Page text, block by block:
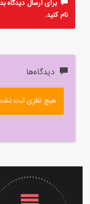
برای ارسال دیدگاه بدون
نامکنید.
دیدگاه‌ها
هیچ نظری ثبت نشده